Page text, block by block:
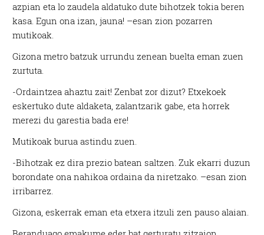
azpian eta lo zaudela aldatuko dute bihotzek tokia beren
kasa. Egun ona izan, jauna! –esan zion pozarren
mutikoak.
Gizona metro batzuk urrundu zenean buelta eman zuen
zurtuta.
-Ordaintzea ahaztu zait! Zenbat zor dizut? Etxekoek
eskertuko dute aldaketa, zalantzarik gabe, eta horrek
merezi du garestia bada ere!
Mutikoak burua astindu zuen.
-Bihotzak ez dira prezio batean saltzen. Zuk ekarri duzun
borondate ona nahikoa ordaina da niretzako. –esan zion
irribarrez.
Gizona, eskerrak eman eta etxera itzuli zen pauso alaian.